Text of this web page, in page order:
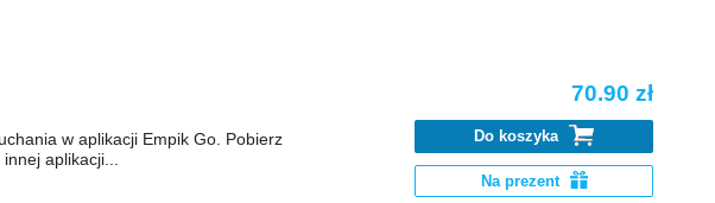
w aplikacji Empik Go. Pobierz
innej aplikacji...
70.90 zł
Do koszyka
Na prezent